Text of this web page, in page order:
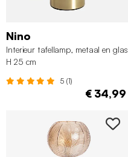
Nino
Interieur tafellamp, metaal en glas
H 25 cm
5 (1)
€ 34,99